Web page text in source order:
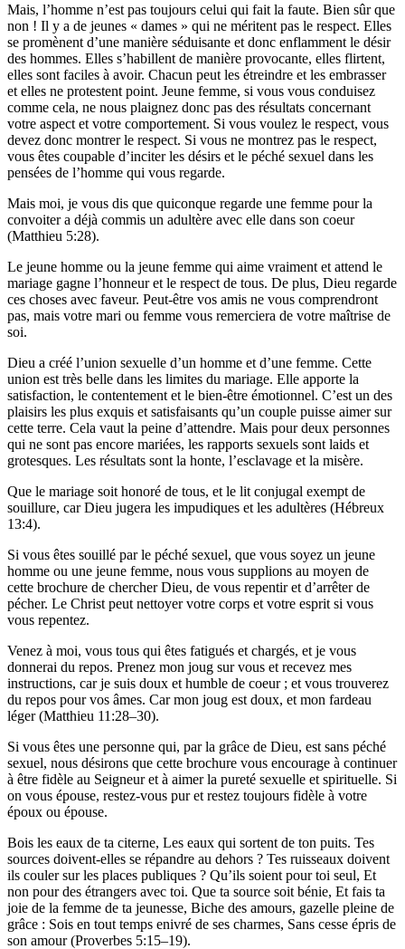
Mais, l’homme n’est pas toujours celui qui fait la faute. Bien sûr que
non ! Il y a de jeunes « dames » qui ne méritent pas le respect. Elles
se promènent d’une manière séduisante et donc enflamment le désir
des hommes. Elles s’habillent de manière provocante, elles flirtent,
elles sont faciles à avoir. Chacun peut les étreindre et les embrasser
et elles ne protestent point. Jeune femme, si vous vous conduisez
comme cela, ne nous plaignez donc pas des résultats concernant
votre aspect et votre comportement. Si vous voulez le respect, vous
devez donc montrer le respect. Si vous ne montrez pas le respect,
vous êtes coupable d’inciter les désirs et le péché sexuel dans les
pensées de l’homme qui vous regarde.
Mais moi, je vous dis que quiconque regarde une femme pour la
convoiter a déjà commis un adultère avec elle dans son coeur
(Matthieu 5:28).
Le jeune homme ou la jeune femme qui aime vraiment et attend le
mariage gagne l’honneur et le respect de tous. De plus, Dieu regarde
ces choses avec faveur. Peut-être vos amis ne vous comprendront
pas, mais votre mari ou femme vous remerciera de votre maîtrise de
soi.
Dieu a créé l’union sexuelle d’un homme et d’une femme. Cette
union est très belle dans les limites du mariage. Elle apporte la
satisfaction, le contentement et le bien-être émotionnel. C’est un des
plaisirs les plus exquis et satisfaisants qu’un couple puisse aimer sur
cette terre. Cela vaut la peine d’attendre. Mais pour deux personnes
qui ne sont pas encore mariées, les rapports sexuels sont laids et
grotesques. Les résultats sont la honte, l’esclavage et la misère.
Que le mariage soit honoré de tous, et le lit conjugal exempt de
souillure, car Dieu jugera les impudiques et les adultères (Hébreux
13:4).
Si vous êtes souillé par le péché sexuel, que vous soyez un jeune
homme ou une jeune femme, nous vous supplions au moyen de
cette brochure de chercher Dieu, de vous repentir et d’arrêter de
pécher. Le Christ peut nettoyer votre corps et votre esprit si vous
vous repentez.
Venez à moi, vous tous qui êtes fatigués et chargés, et je vous
donnerai du repos. Prenez mon joug sur vous et recevez mes
instructions, car je suis doux et humble de coeur ; et vous trouverez
du repos pour vos âmes. Car mon joug est doux, et mon fardeau
léger (Matthieu 11:28–30).
Si vous êtes une personne qui, par la grâce de Dieu, est sans péché
sexuel, nous désirons que cette brochure vous encourage à continuer
à être fidèle au Seigneur et à aimer la pureté sexuelle et spirituelle. Si
on vous épouse, restez-vous pur et restez toujours fidèle à votre
époux ou épouse.
Bois les eaux de ta citerne, Les eaux qui sortent de ton puits. Tes
sources doivent-elles se répandre au dehors ? Tes ruisseaux doivent
ils couler sur les places publiques ? Qu’ils soient pour toi seul, Et
non pour des étrangers avec toi. Que ta source soit bénie, Et fais ta
joie de la femme de ta jeunesse, Biche des amours, gazelle pleine de
grâce : Sois en tout temps enivré de ses charmes, Sans cesse épris de
son amour (Proverbes 5:15–19).